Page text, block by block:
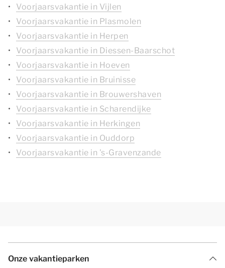
Voorjaarsvakantie in Vijlen
Voorjaarsvakantie in Plasmolen
Voorjaarsvakantie in Herpen
Voorjaarsvakantie in Diessen-Baarschot
Voorjaarsvakantie in Hoeven
Voorjaarsvakantie in Bruinisse
Voorjaarsvakantie in Brouwershaven
Voorjaarsvakantie in Scharendijke
Voorjaarsvakantie in Herkingen
Voorjaarsvakantie in Ouddorp
Voorjaarsvakantie in 's-Gravenzande
Onze vakantieparken